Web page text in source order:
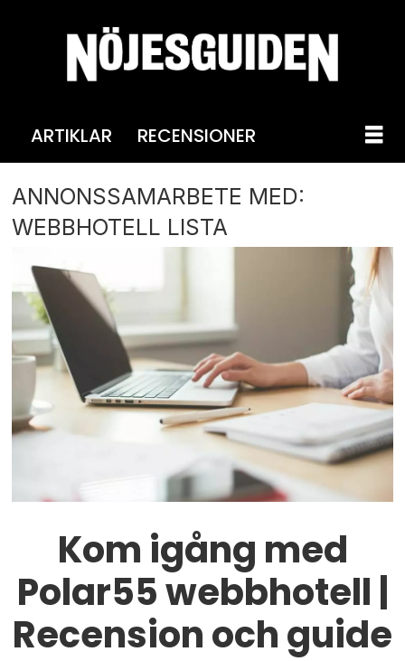
ARTIKLAR RECENSIONER
ANNONSSAMARBETE MED:
WEBBHOTELL LISTA
Kom igång med
Polar55 webbhotell |
Recension och guide